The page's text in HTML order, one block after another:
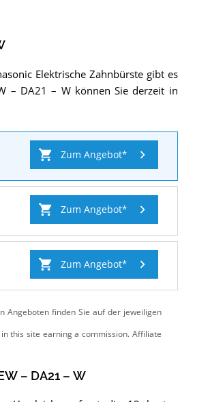
Elektrische Zahnbürste gibt es
– DA21 – W können Sie derzeit in
Zum Angebot
Zum Angebot
Zum Angebot
Angebotenfinden Sie auf der jeweiligen
– DA21 – W